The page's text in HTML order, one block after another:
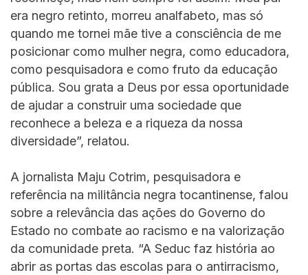
era negro retinto, morreu analfabeto, mas só
quando me tornei mãe tive a consciência de me
posicionar como mulher negra, como educadora,
como pesquisadora e como fruto da educação
pública. Sou grata a Deus por essa oportunidade
de ajudar a construir uma sociedade que
reconhece a beleza e a riqueza da nossa
diversidade”, relatou.
A jornalista Maju Cotrim, pesquisadora e
referência na militância negra tocantinense, falou
sobre a relevância das ações do Governo do
Estado no combate ao racismo e na valorização
da comunidade preta. “A Seduc faz história ao
abrir as portas das escolas para o antirracismo,